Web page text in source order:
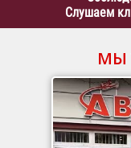
Слушаем
МЫ